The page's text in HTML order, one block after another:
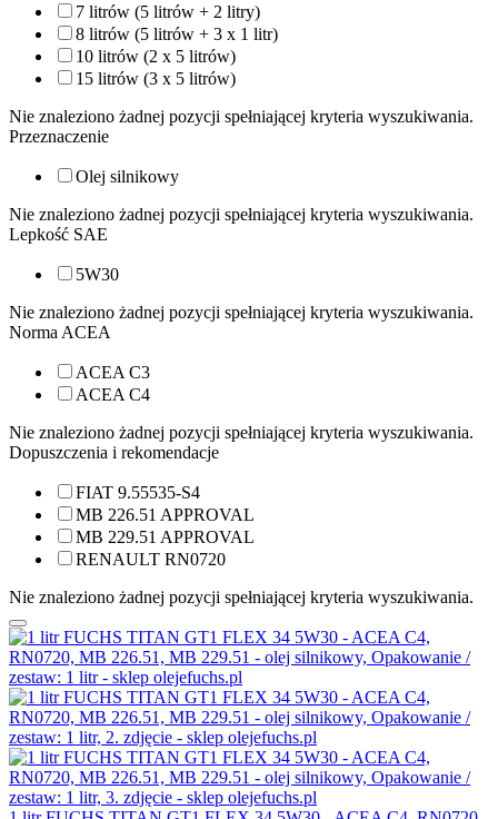
7 litrów (5 litrów + 2 litry)
8 litrów (5 litrów + 3 x 1 litr)
10 litrów (2 x 5 litrów)
15 litrów (3 x 5 litrów)
Nie znaleziono żadnej pozycji spełniającej kryteria wyszukiwania.
Przeznaczenie
Olej silnikowy
Nie znaleziono żadnej pozycji spełniającej kryteria wyszukiwania.
Lepkość SAE
5W30
Nie znaleziono żadnej pozycji spełniającej kryteria wyszukiwania.
Norma ACEA
ACEA C3
ACEA C4
Nie znaleziono żadnej pozycji spełniającej kryteria wyszukiwania.
Dopuszczenia i rekomendacje
FIAT 9.55535-S4
MB 226.51 APPROVAL
MB 229.51 APPROVAL
RENAULT RN0720
Nie znaleziono żadnej pozycji spełniającej kryteria wyszukiwania.